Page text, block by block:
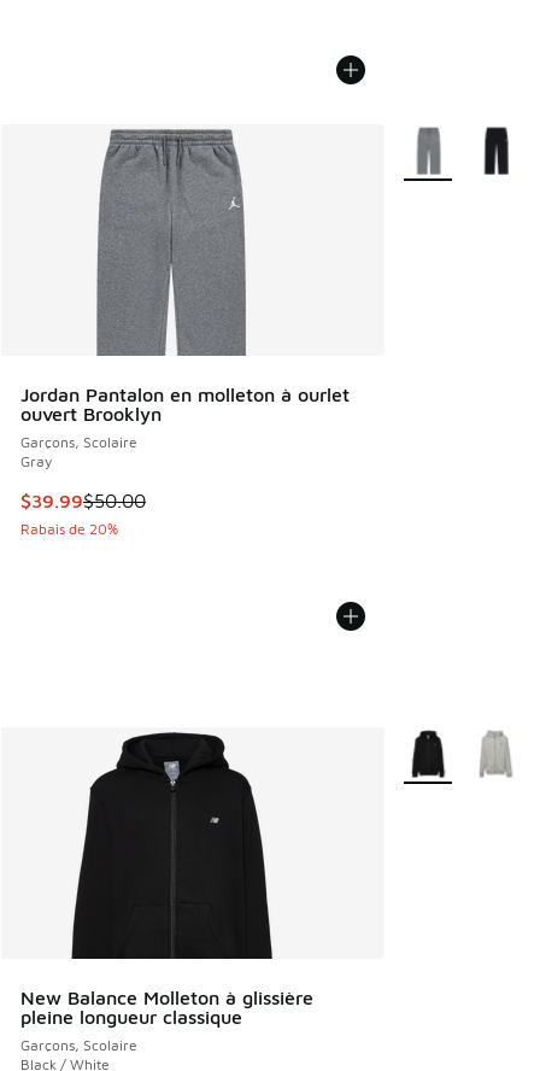
Jordan Pantalon en molleton à ourlet
ouvert Brooklyn
Garçons, Scolaire
Gray
Cet article est en solde. Le prix est passé de $50.00 à
$39.99$50.00
Rabais de 20%
Plus de couleurs
New Balance Molleton à glissière
pleine longueur classique
Garçons, Scolaire
Black / White
Plus de couleurs